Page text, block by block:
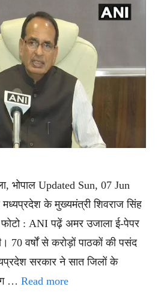
भोपाल Updated Sun, 07 Jun
के मुख्यमंत्री शिवराज सिंह
फोटो : ANI पढ़ें अमर उजाला ई-पेपर
70 वर्षों से करोड़ों पाठकों की पसंद
सरकार ने सात जिलों के
… Read more